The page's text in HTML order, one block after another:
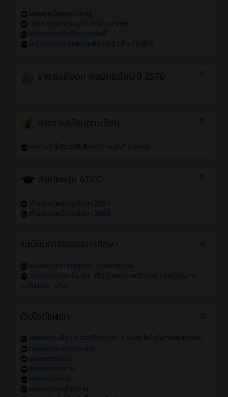
แผนการจัดการเรียนรู้
ปฏิทินปฏิบัติงาน ประจำปีการศึกษา
ตารางการใช้บริการสถานที่
แจ้งซ่อมอุปกรณ์คอมพิวเตอร์ (สำหรับผู้ใช้)
ตารางค่าใช้จ่ายนักศึกษา ภาคปกติ 1/2569
ทำเนียบรุ่นปีการศึกษา 2567
ทำเนียบรุ่นปีการศึกษา 2568
ระเบียบรูปถ่ายที่ถูกต้องของวิทยาลัย
ระเบียบการขอใบ รบ. หรือ ใบประกาศนียบัตร กรณีสูญหาย
ระดับ ปวช., ปวส.
แผนกคอมพิวเตอร์ธุรกิจ(COM) และเทคโนโลยีสารสนเทศ(it)
แผนกภาษาต่างประเทศ
แผนกการบัญชี
แผนกการตลาด
แผนกช่างยนต์
แผนกช่างกลโรงงาน